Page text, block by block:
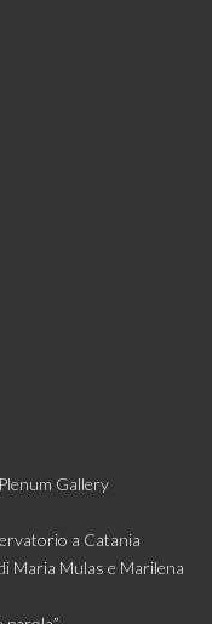
Gallery
a Catania
Maria Mulas e Marilena